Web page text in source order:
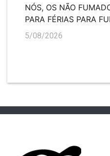
NÓS, OS NÃO
PARA FÉRIAS PARA
5/08/2026